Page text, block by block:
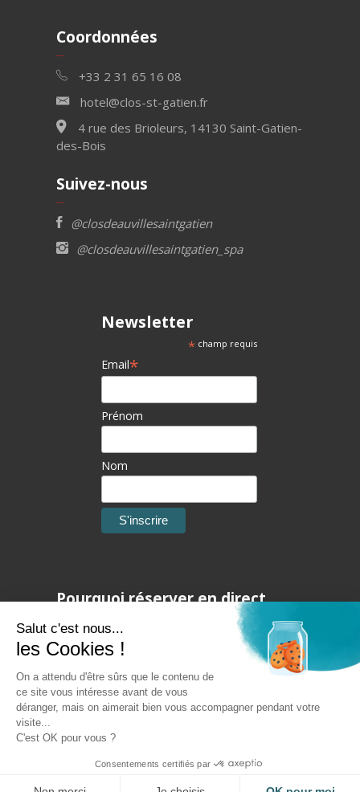
Coordonnées
+33 2 31 65 16 08
hotel@clos-st-gatien.fr
4 rue des Brioleurs, 14130 Saint-Gatien-
des-Bois
Suivez-nous
@closdeauvillesaintgatien
@closdeauvillesaintgatien_spa
Newsletter
* champ requis
Email*
Prénom
Nom
Pourquoi réserver en direct
Obtenez les meilleurs tarifs.
Profitez de plus de choix et
disponibilités.
Bénéficiez de promotions exclusives.
Personnalisez votre séjour.
Salut c'est nous...
les Cookies !
On a attendu d'être sûrs que le contenu de
ce site vous intéresse avant de vous
déranger, mais on aimerait bien vous accompagner pendant votre
visite...
C'est OK pour vous ?
Consentements certifiés par